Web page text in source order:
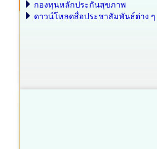
กองทุนหลักประกันสุขภาพ
ดาวน์โหลดสื่อประชาสัมพันธ์ต่าง ๆ